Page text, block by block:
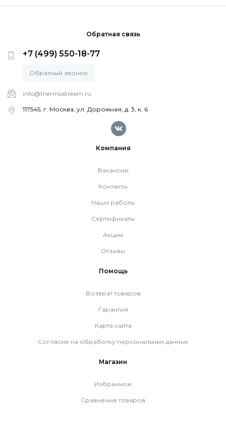
Газовые колонки
Econcept TECH AC
Комплект коаксиальный Ferroli 60/100
Комплект коаксиальный Ferroli 80/125
Комплект коаксиальный Ferroli 60/100
Настенные газовые котлы De Dietrich
Чугунные напольные котлы De Dietrich
Обратная связь
+7 (499) 550-18-77
Обратный звонок
info@thermostream.ru
117545, г. Москва, ул. Дорожная, д. 3, к. 6
Компания
Вакансии
Контакты
Наши работы
Сертификаты
Акции
Отзывы
Помощь
Возврат товаров
Гарантия
Карта сайта
Согласие на обработку персональных данных
Магазин
Избранное
Сравнение товаров